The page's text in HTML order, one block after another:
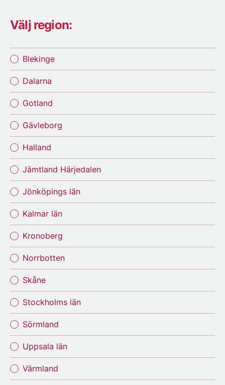
Välj region:
Blekinge
Dalarna
Gotland
Gävleborg
Halland
Jämtland Härjedalen
Jönköpings län
Kalmar län
Kronoberg
Norrbotten
Skåne
Stockholms län
Sörmland
Uppsala län
Värmland